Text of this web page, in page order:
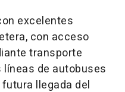
excelentes
con acceso
transporte
de autobuses
llegada del